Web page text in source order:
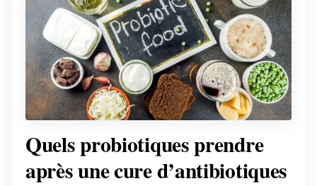
Quels probiotiques prendre
après une cure d’antibiotiques